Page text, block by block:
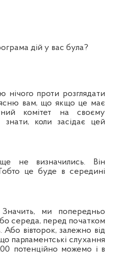
дій у вас була?
проти розглядати
вам, що якщо це має
комітет на своєму
коли засідає цей
ще не визначились. Він
це буде в середині
ми попередньо
середа, перед початком
вівторок, залежно від
парламентські слухання
потенційно можемо і в